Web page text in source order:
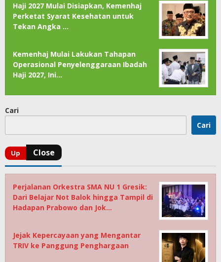
Haji 2027 Mulai Disiapkan, Kemenhaj
Perketat Syarat Kesehatan untuk
Tekan Angka …
Kemenhaj Mulai Lakukan Tahapan
Operasional Penyelenggaraan Ibadah
Haji 2027, Ini…
Cari
Cari
Perjalanan Orkestra SMA NU 1 Gresik:
Dari Belajar Not Balok hingga Tampil di
Hadapan Prabowo dan Jok…
Jejak Kepercayaan yang Mengantar
TRIV ke Panggung Penghargaan